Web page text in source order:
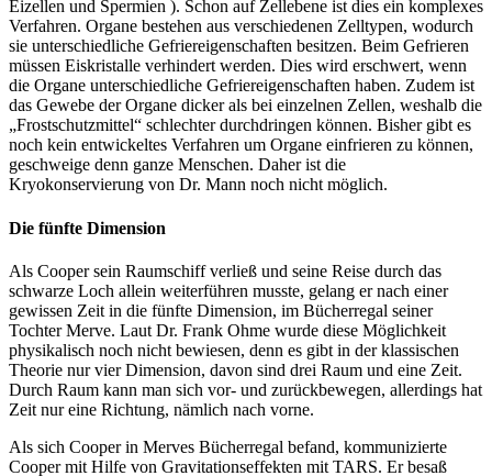
Eizellen und Spermien ). Schon auf Zellebene ist dies ein komplexes
Verfahren. Organe bestehen aus verschiedenen Zelltypen, wodurch
sie unterschiedliche Gefriereigenschaften besitzen. Beim Gefrieren
müssen Eiskristalle verhindert werden. Dies wird erschwert, wenn
die Organe unterschiedliche Gefriereigenschaften haben. Zudem ist
das Gewebe der Organe dicker als bei einzelnen Zellen, weshalb die
„Frostschutzmittel“ schlechter durchdringen können. Bisher gibt es
noch kein entwickeltes Verfahren um Organe einfrieren zu können,
geschweige denn ganze Menschen. Daher ist die
Kryokonservierung von Dr. Mann noch nicht möglich.
Die fünfte Dimension
Als Cooper sein Raumschiff verließ und seine Reise durch das
schwarze Loch allein weiterführen musste, gelang er nach einer
gewissen Zeit in die fünfte Dimension, im Bücherregal seiner
Tochter Merve. Laut Dr. Frank Ohme wurde diese Möglichkeit
physikalisch noch nicht bewiesen, denn es gibt in der klassischen
Theorie nur vier Dimension, davon sind drei Raum und eine Zeit.
Durch Raum kann man sich vor- und zurückbewegen, allerdings hat
Zeit nur eine Richtung, nämlich nach vorne.
Als sich Cooper in Merves Bücherregal befand, kommunizierte
Cooper mit Hilfe von Gravitationseffekten mit TARS. Er besaß